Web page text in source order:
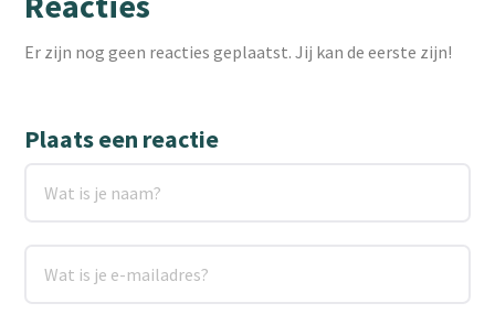
Er zijn nog geen reacties geplaatst. Jij kan de eerste zijn!
Plaats een reactie